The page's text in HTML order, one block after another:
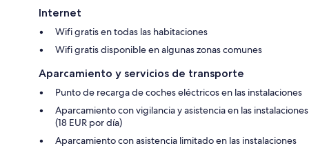
Internet
Wifi gratis en todas las habitaciones
Wifi gratis disponible en algunas zonas comunes
Aparcamiento y servicios de transporte
Punto de recarga de coches eléctricos en las instalaciones
Aparcamiento con vigilancia y asistencia en las instalaciones
(18 EUR por día)
Aparcamiento con asistencia limitado en las instalaciones